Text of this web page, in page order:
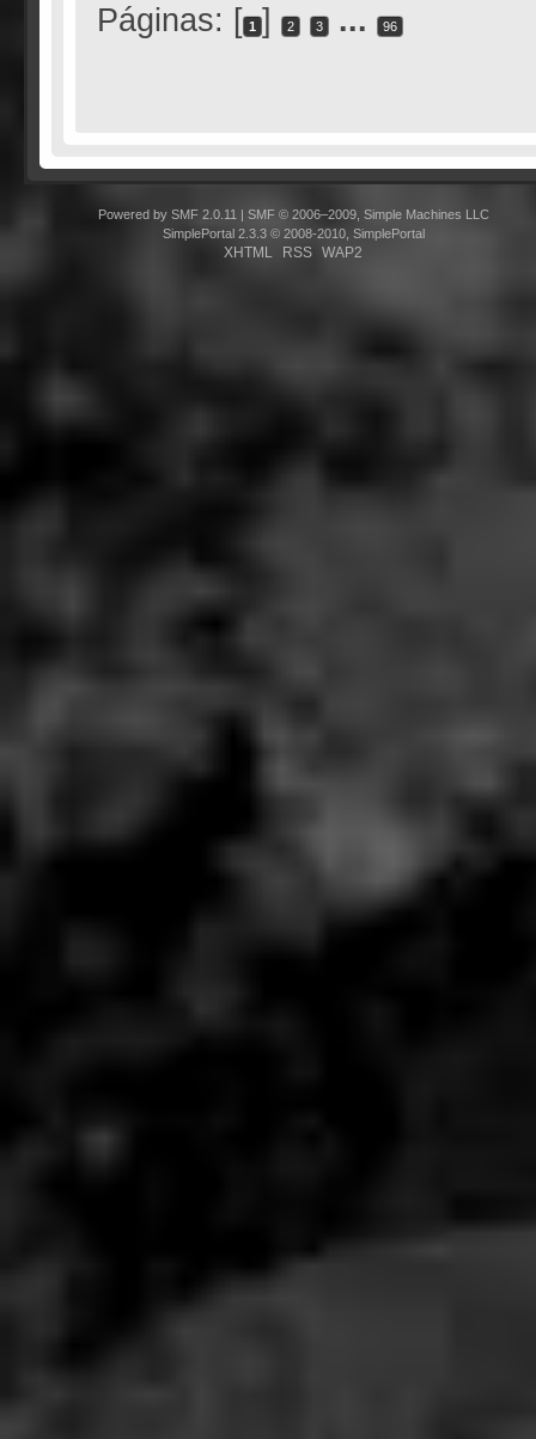
Páginas: [ 1 ] 2 3 ... 96
Powered by SMF 2.0.11
SMF © 2006–2009, Simple Machines LLC
SimplePortal 2.3.3 © 2008-2010, SimplePortal
XHTML RSS WAP2